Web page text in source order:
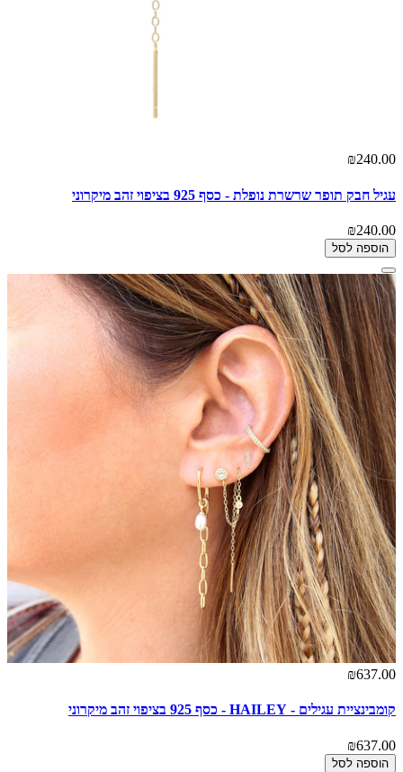
₪240.00
עגיל חבק תופר שרשרת נופלת - כסף 925 בציפוי זהב מיקרוני
₪240.00
הוספה לסל
₪637.00
קומבינציית עגילים - HAILEY - כסף 925 בציפוי זהב מיקרוני
₪637.00
הוספה לסל